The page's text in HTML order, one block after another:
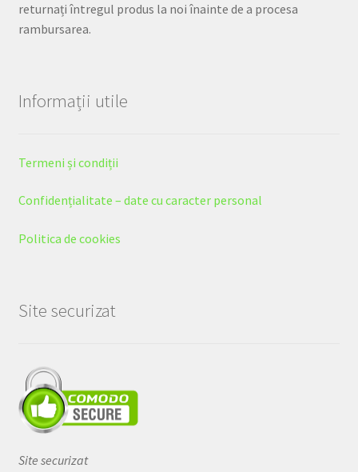
returnați întregul produs la noi înainte de a procesa
rambursarea.
Informații utile
Termeni și condiții
Confidențialitate – date cu caracter personal
Politica de cookies
Site securizat
Site securizat